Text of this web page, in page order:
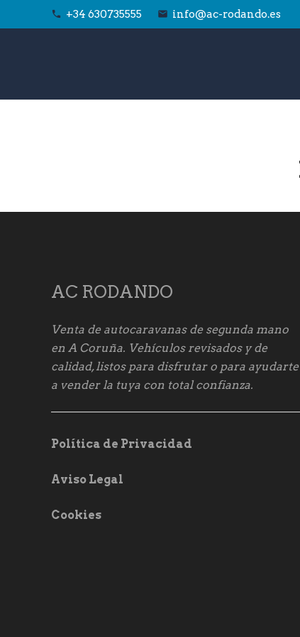
phone +34 630735555 email info@ac-rodando.es
AC RODANDO
Venta de autocaravanas de segunda mano
en A Coruña. Vehículos revisados y de
calidad, listos para disfrutar o para ayudarte
a vender la tuya con total confianza.
Política de Privacidad
Aviso Legal
Cookies